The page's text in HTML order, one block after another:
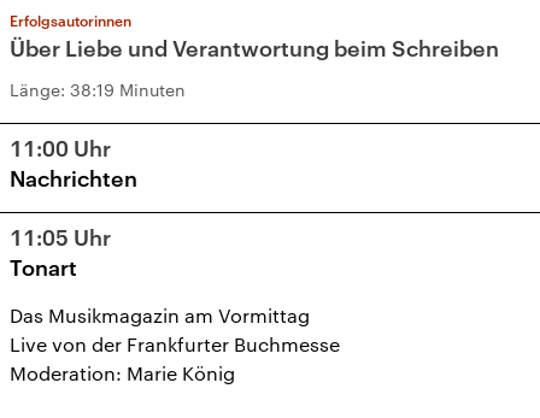
Erfolgsautorinnen
Über Liebe und Verantwortung beim Schreiben
Länge: 38:19 Minuten
11:00 Uhr
Nachrichten
11:05 Uhr
Tonart
Das Musikmagazin am Vormittag
Live von der Frankfurter Buchmesse
Moderation: Marie König